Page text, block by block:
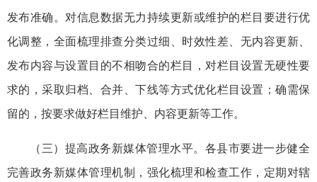
发布准确。对信息数据无力持续更新或维护的栏目要进行优
化调整，全面梳理排查分类过细、时效性差、无内容更新、
发布内容与设置目的不相吻合的栏目，对栏目设置无硬性要
求的，采取归档、合并、下线等方式优化栏目设置；确需保
留的，按要求做好栏目维护、内容更新等工作。
（三）提高政务新媒体管理水平。各县市要进一步健全
完善政务新媒体管理机制，强化梳理和检查工作，定期对辖